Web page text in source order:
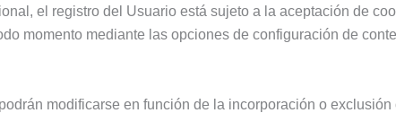
el registro del Usuario está sujeto a la aceptación de
momento mediante las opciones de configuración de
modificarse en función de la incorporación o